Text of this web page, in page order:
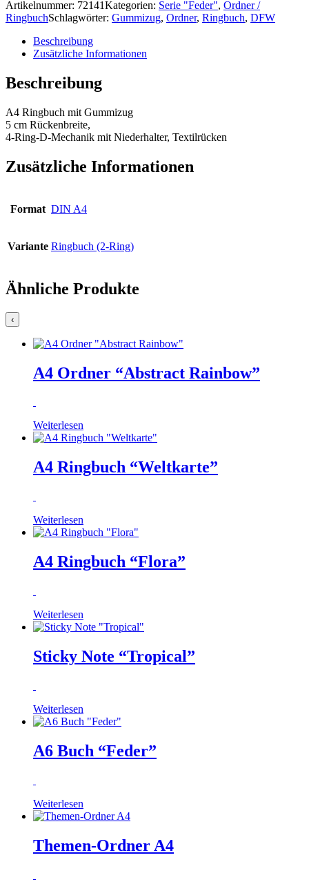
Artikelnummer: 72141Kategorien: Serie "Feder", Ordner /
RingbuchSchlagwörter: Gummizug, Ordner, Ringbuch, DFW
Beschreibung
Zusätzliche Informationen
Beschreibung
A4 Ringbuch mit Gummizug
5 cm Rückenbreite,
4-Ring-D-Mechanik mit Niederhalter, Textilrücken
Zusätzliche Informationen
Format DIN A4
Variante Ringbuch (2-Ring)
Ähnliche Produkte
‹
A4 Ordner “Abstract Rainbow”
Weiterlesen
A4 Ringbuch “Weltkarte”
Weiterlesen
A4 Ringbuch “Flora”
Weiterlesen
Sticky Note “Tropical”
Weiterlesen
A6 Buch “Feder”
Weiterlesen
Themen-Ordner A4